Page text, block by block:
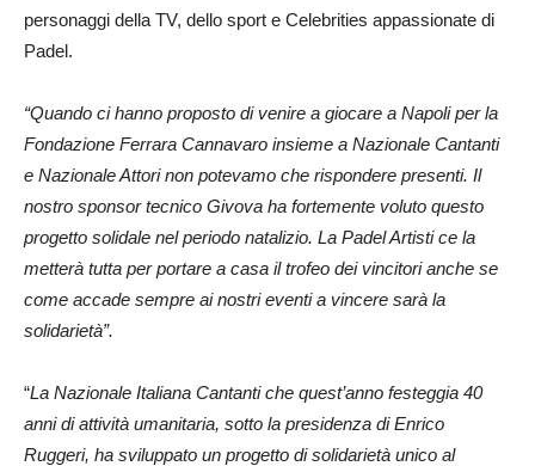
personaggi della TV, dello sport e Celebrities appassionate di
Padel.
“Quando ci hanno proposto di venire a giocare a Napoli per la
Fondazione Ferrara Cannavaro insieme a Nazionale Cantanti
e Nazionale Attori non potevamo che rispondere presenti. Il
nostro sponsor tecnico Givova ha fortemente voluto questo
progetto solidale nel periodo natalizio. La Padel Artisti ce la
metterà tutta per portare a casa il trofeo dei vincitori anche se
come accade sempre ai nostri eventi a vincere sarà la
solidarietà”.
“La Nazionale Italiana Cantanti che quest’anno festeggia 40
anni di attività umanitaria, sotto la presidenza di Enrico
Ruggeri, ha sviluppato un progetto di solidarietà unico al